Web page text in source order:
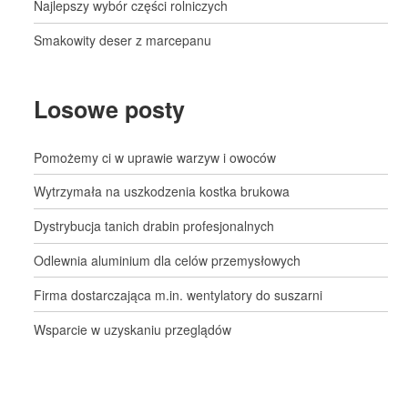
Najlepszy wybór części rolniczych
Smakowity deser z marcepanu
Losowe posty
Pomożemy ci w uprawie warzyw i owoców
Wytrzymała na uszkodzenia kostka brukowa
Dystrybucja tanich drabin profesjonalnych
Odlewnia aluminium dla celów przemysłowych
Firma dostarczająca m.in. wentylatory do suszarni
Wsparcie w uzyskaniu przeglądów